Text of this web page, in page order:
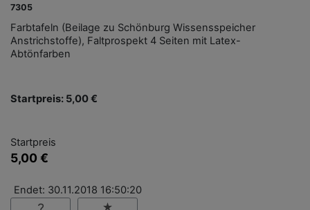
7305
Farbtafeln (Beilage zu Schönburg Wissensspeicher
Anstrichstoffe), Faltprospekt 4 Seiten mit Latex-
Abtönfarben
Startpreis: 5,00 €
Startpreis
5,00 €
Endet: 30.11.2018 16:50:20